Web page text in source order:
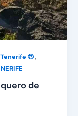
😍,
de